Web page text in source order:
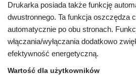
Drukarka posiada także funkcję
dwustronnego. Ta funkcja oszczędza
automatycznie po obu stronach.
włączania/wyłączania dodatkowo
efektywność energetyczną.
Wartość dla użytkowników